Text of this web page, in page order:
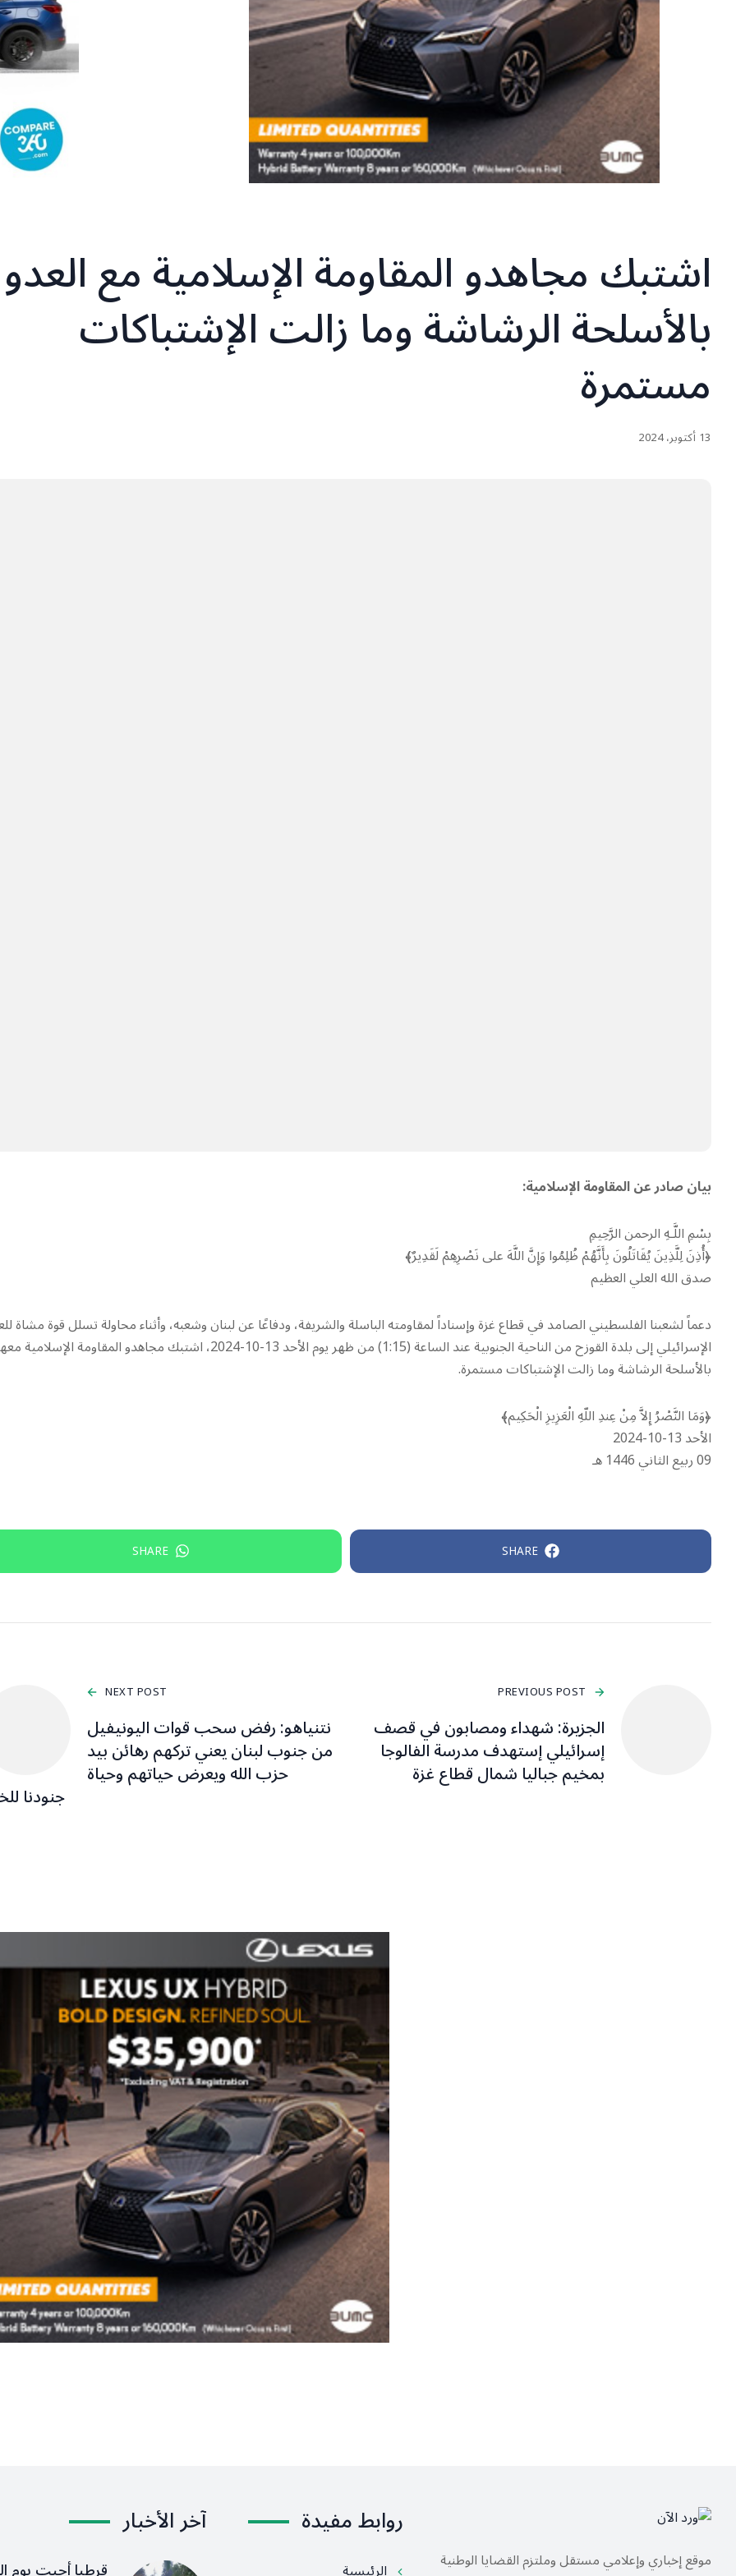
اشتبك مجاهدو المقاومة الإسلامية مع العدو
بالأسلحة الرشاشة وما زالت الإشتباكات
مستمرة
13 أكتوبر، 2024
بيان صادر عن المقاومة الإسلامية:
بِسْمِ اللَّـهِ الرحمن الرَّحِيمِ
﴿أُذِنَ لِلَّذِينَ يُقَاتَلُونَ بِأَنَّهُمْ ظُلِمُوا وَإِنَّ اللَّهَ على نَصْرِهِمْ لَقَدِيرٌ﴾
صدق الله العلي العظيم
دعماً لشعبنا الفلسطيني الصامد في قطاع غزة وإسناداً لمقاومته الباسلة ‌‏‌‏‌والشريفة، ودفاعًا عن لبنان وشعبه، وأثناء محاولة تسلل قوة مشاة
الإسرائيلي إلى بلدة القوزح من الناحية الجنوبية عند الساعة (1:15) من ظهر يوم الأحد 13-10-2024، اشتبك مجاهدو المقاومة
بالأسلحة الرشاشة وما زالت الإشتباكات مستمرة.
﴿وَمَا النَّصْرُ إِلاَّ مِنْ عِندِ اللّهِ الْعَزِيزِ الْحَكِيم﴾
الأحد 13-10-2024
09 ربيع الثاني 1446 هـ
SHARE
SHARE
PREVIOUS POST
الجزيرة: شهداء ومصابون في قصف
إسرائيلي إستهدف مدرسة الفالوجا
بمخيم جباليا شمال قطاع غزة
NEXT POST
نتنياهو: رفض سحب قوات اليونيفيل
من جنوب لبنان يعني تركهم رهائن بيد
حزب الله ويعرض حياتهم وحياة
جنودنا
موقع إخباري وإعلامي مستقل وملتزم القضايا الوطنية
روابط مفيدة آخر الأخبار